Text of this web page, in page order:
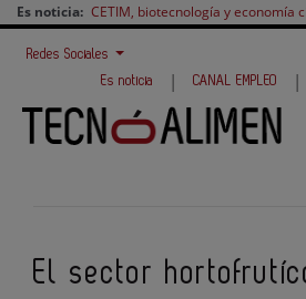
Es noticia: CETIM, biotecnología y economía
Redes Sociales
Es noticia
| CANAL EMPLEO |
El sector